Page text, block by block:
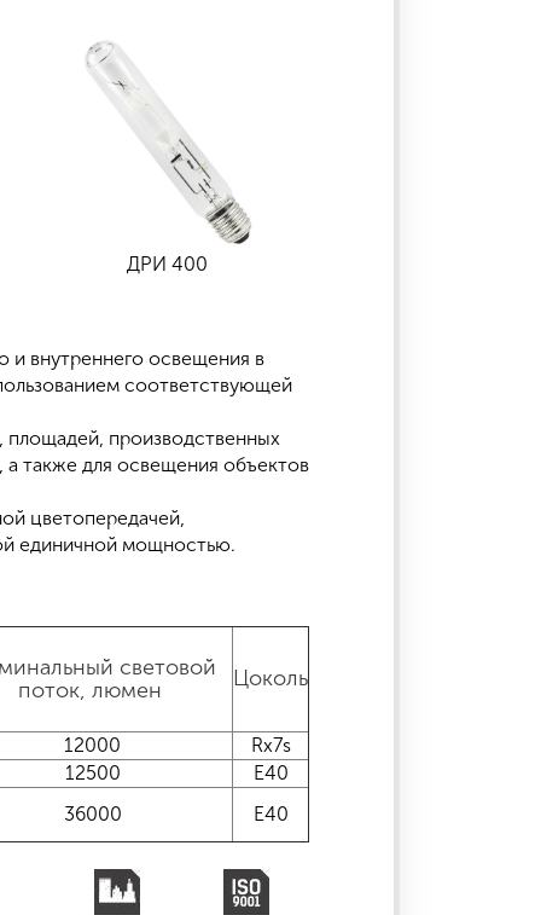
ДРИ 400
и внутреннего освещения в
соответствующей
производственных
также для освещения объектов
цветопередачей,
единичной мощностью.
световой
поток, люмен
Цоколь
12000
Rx7s
12500
Е40
36000
Е40